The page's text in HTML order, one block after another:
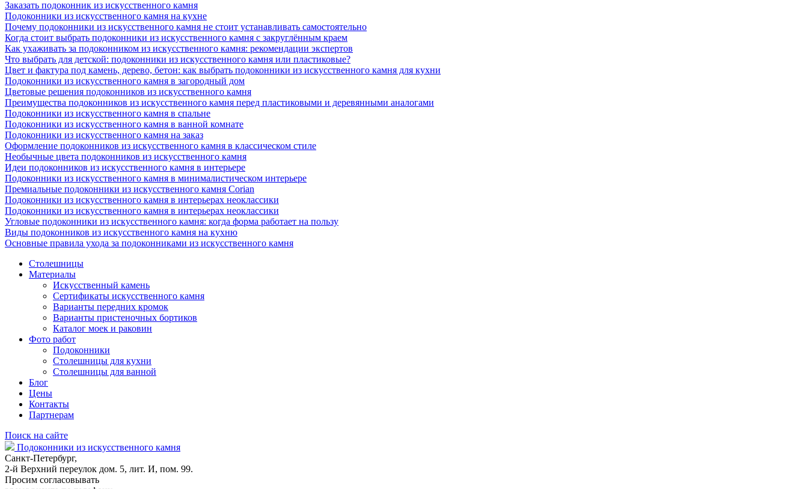
Заказать подоконник из искусственного камня
Подоконники из искусственного камня на кухне
Почему подоконники из искусственного камня не стоит устанавливать самостоятельно
Когда стоит выбрать подоконники из искусственного камня с закруглённым краем
Как ухаживать за подоконником из искусственного камня: рекомендации экспертов
Что выбрать для детской: подоконники из искусственного камня или пластиковые?
Цвет и фактура под камень, дерево, бетон: как выбрать подоконники из искусственного камня для кухни
Подоконники из искусственного камня в загородный дом
Цветовые решения подоконников из искусственного камня
Преимущества подоконников из искусственного камня перед пластиковыми и деревянными аналогами
Подоконники из искусственного камня в спальне
Подоконники из искусственного камня в ванной комнате
Подоконники из искусственного камня на заказ
Оформление подоконников из искусственного камня в классическом стиле
Необычные цвета подоконников из искусственного камня
Идеи подоконников из искусственного камня в интерьере
Подоконники из искусственного камня в минималистическом интерьере
Премиальные подоконники из искусственного камня Corian
Подоконники из искусственного камня в интерьерах неоклассики
Подоконники из искусственного камня в интерьерах неоклассики
Угловые подоконники из искусственного камня: когда форма работает на пользу
Виды подоконников из искусственного камня на кухню
Основные правила ухода за подоконниками из искусственного камня
Столешницы
Материалы
Искусственный камень
Сертификаты искусственного камня
Варианты передних кромок
Варианты пристеночных бортиков
Каталог моек и раковин
Фото работ
Подоконники
Столешницы для кухни
Столешницы для ванной
Блог
Цены
Контакты
Партнерам
Поиск на сайте
Подоконники из искусственного камня
Санкт-Петербург,
2-й Верхний переулок дом. 5, лит. И, пом. 99.
Просим согласовывать